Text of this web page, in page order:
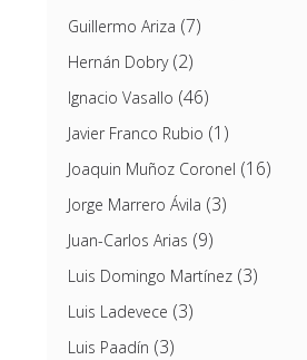
Guillermo Ariza (7)
Hernán Dobry(2)
Ignacio Vasallo (46)
Javier Franco Rubio (1)
Joaquin Muñoz Coronel (16)
Jorge Marrero Ávila (3)
Juan-Carlos Arias (9)
Luis Domingo Martínez(3)
Luis Ladevece (3)
Luis Paadín (3)